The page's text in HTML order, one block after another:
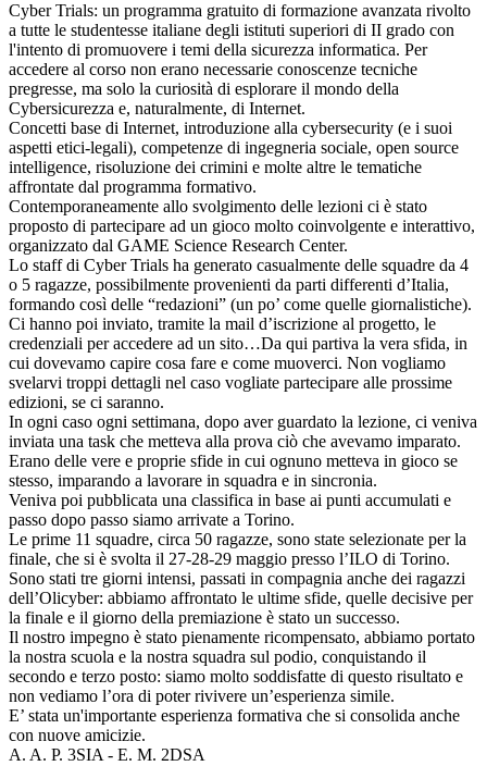
Cyber Trials: un programma gratuito di formazione avanzata rivolto
a tutte le studentesse italiane degli istituti superiori di II grado con
l'intento di promuovere i temi della sicurezza informatica. Per
accedere al corso non erano necessarie conoscenze tecniche
pregresse, ma solo la curiosità di esplorare il mondo della
Cybersicurezza e, naturalmente, di Internet.
Concetti base di Internet, introduzione alla cybersecurity (e i suoi
aspetti etici-legali), competenze di ingegneria sociale, open source
intelligence, risoluzione dei crimini e molte altre le tematiche
affrontate dal programma formativo.
Contemporaneamente allo svolgimento delle lezioni ci è stato
proposto di partecipare ad un gioco molto coinvolgente e interattivo,
organizzato dal GAME Science Research Center.
Lo staff di Cyber Trials ha generato casualmente delle squadre da 4
o 5 ragazze, possibilmente provenienti da parti differenti d’Italia,
formando così delle “redazioni” (un po’ come quelle giornalistiche).
Ci hanno poi inviato, tramite la mail d’iscrizione al progetto, le
credenziali per accedere ad un sito…Da qui partiva la vera sfida, in
cui dovevamo capire cosa fare e come muoverci. Non vogliamo
svelarvi troppi dettagli nel caso vogliate partecipare alle prossime
edizioni, se ci saranno.
In ogni caso ogni settimana, dopo aver guardato la lezione, ci veniva
inviata una task che metteva alla prova ciò che avevamo imparato.
Erano delle vere e proprie sfide in cui ognuno metteva in gioco se
stesso, imparando a lavorare in squadra e in sincronia.
Veniva poi pubblicata una classifica in base ai punti accumulati e
passo dopo passo siamo arrivate a Torino.
Le prime 11 squadre, circa 50 ragazze, sono state selezionate per la
finale, che si è svolta il 27-28-29 maggio presso l’ILO di Torino.
Sono stati tre giorni intensi, passati in compagnia anche dei ragazzi
dell’Olicyber: abbiamo affrontato le ultime sfide, quelle decisive per
la finale e il giorno della premiazione è stato un successo.
Il nostro impegno è stato pienamente ricompensato, abbiamo portato
la nostra scuola e la nostra squadra sul podio, conquistando il
secondo e terzo posto: siamo molto soddisfatte di questo risultato e
non vediamo l’ora di poter rivivere un’esperienza simile.
E’ stata un'importante esperienza formativa che si consolida anche
con nuove amicizie.
A. A. P. 3SIA - E. M. 2DSA